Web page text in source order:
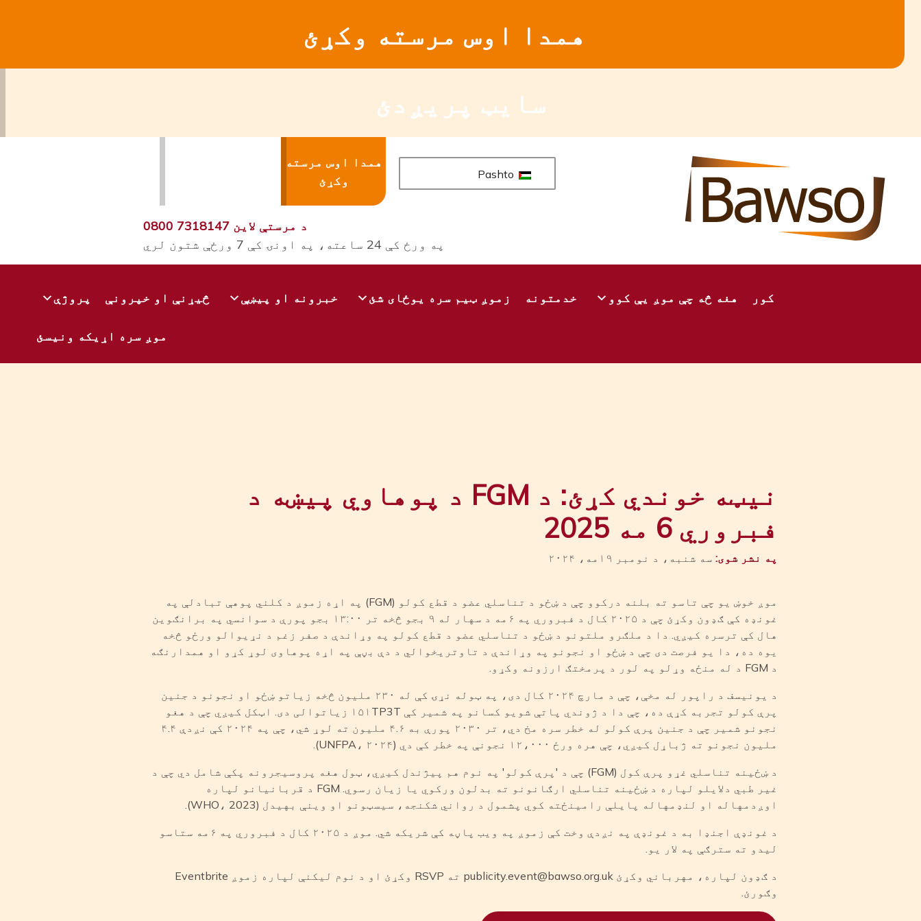
همدا اوس مرسته وکړئ
سایټ پریږدئ
همدا اوس مرسته
وکړئ
د مرستې لاین 0800 7318147
په ورځ کې 24 ساعته، په اونۍ کې 7 ورځې شتون لري
کور هغه څه چې موږ یې کوو خدمتونه زموږ ټیم سره یوځای شئ خبرونه او پیښې څیړنې او خپرونې پروژې
موږ سره اړیکه ونیسئ
نیټه خوندي کړئ: د FGM د پوهاوي پیښه د
فبروري 6 مه 2025
په نشر شوی: سه شنبه، د نومبر ۱۹مه، ۲۰۲۴
موږ خوښ یو چې تاسو ته بلنه درکوو چې د ښځو د تناسلي عضو د قطع کولو (FGM) په اړه زموږ د کلني پوهې تبادلې په
غونډه کې ګډون وکړئ چې د ۲۰۲۵ کال د فبروري په ۶مه د سهار له ۹ بجو څخه تر ۱۳:۰۰ بجو پورې د سوانسي په برانګوین
هال کې ترسره کیږي. دا د ملګرو ملتونو د ښځو د تناسلي عضو د قطع کولو په وړاندې د صفر زغم د نړیوالو ورځو څخه
یوه ده، دا یو فرصت دی چې د ښځو او نجونو په وړاندې د تاوتریخوالي د دې بڼې په اړه پوهاوی لوړ کړو او همدارنګه
د FGM د له منځه وړلو په لور د پرمختګ ارزونه وکړو.
د یونیسف د راپور له مخې، چې د مارچ ۲۰۲۴ کال دی، په ټوله نړۍ کې له ۲۳۰ ملیون څخه زیاتو ښځو او نجونو د جنین
پرې کولو تجربه کړې ده، چې دا د ژوندي پاتې شویو کسانو په شمیر کې ۱۵۱TP3T زیاتوالی دی. اټکل کیږي چې د هغو
نجونو شمیر چې د جنین پرې کولو له خطر سره مخ دي، تر ۲۰۳۰ پورې به ۴.۶ ملیون ته لوړ شي، چې په ۲۰۲۴ کې نږدې ۴.۴
ملیون نجونو ته ژباړل کیږي، چې هره ورځ ۱۲،۰۰۰ نجونې په خطر کې دي (UNFPA، ۲۰۲۴).
د ښځینه تناسلي غړو پرې کول (FGM) چې د 'پرې کولو' په نوم هم پیژندل کیږي، ټول هغه پروسیجرونه پکې شامل دي چې د
غیر طبي دلایلو لپاره د ښځینه تناسلي ارګانونو ته بدلون ورکوي یا زیان رسوي. FGM د قربانیانو لپاره
اوږدمهاله او لنډمهاله پایلې رامینځته کوي پشمول د رواني شکنجه، سیسټونو او وینې بهیدل (WHO، 2023).
د غونډې اجنډا به د غونډې په نږدې وخت کې زموږ په ویب پاڼه کې شریکه شي. موږ د ۲۰۲۵ کال د فبروري په ۶مه ستاسو
لیدو ته سترګې په لار یو.
د ګډون لپاره، مهرباني وکړئ publicity.event@bawso.org.uk ته RSVP وکړئ او د نوم لیکنې لپاره زموږ Eventbrite
وګورئ.